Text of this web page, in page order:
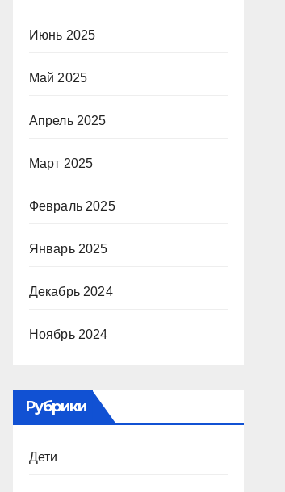
Июнь 2025
Май 2025
Апрель 2025
Март 2025
Февраль 2025
Январь 2025
Декабрь 2024
Ноябрь 2024
Рубрики
Дети